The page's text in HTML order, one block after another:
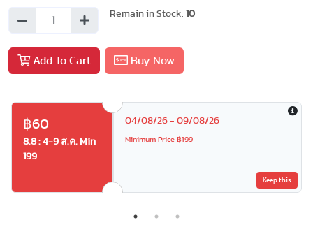
Remain in Stock: 10
Add To Cart Buy Now
฿60
8.8 : 4-9 ส.ค. Min
199
04/08/26 - 09/08/26
Minimum Price ฿199
Keep this